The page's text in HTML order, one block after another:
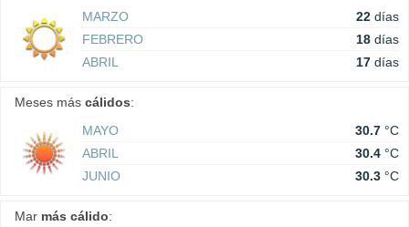
MARZO
22 días
FEBRERO
18 días
ABRIL
17 días
Meses más cálidos:
MAYO
30.7 °C
ABRIL
30.4 °C
JUNIO
30.3 °C
Mar más cálido: